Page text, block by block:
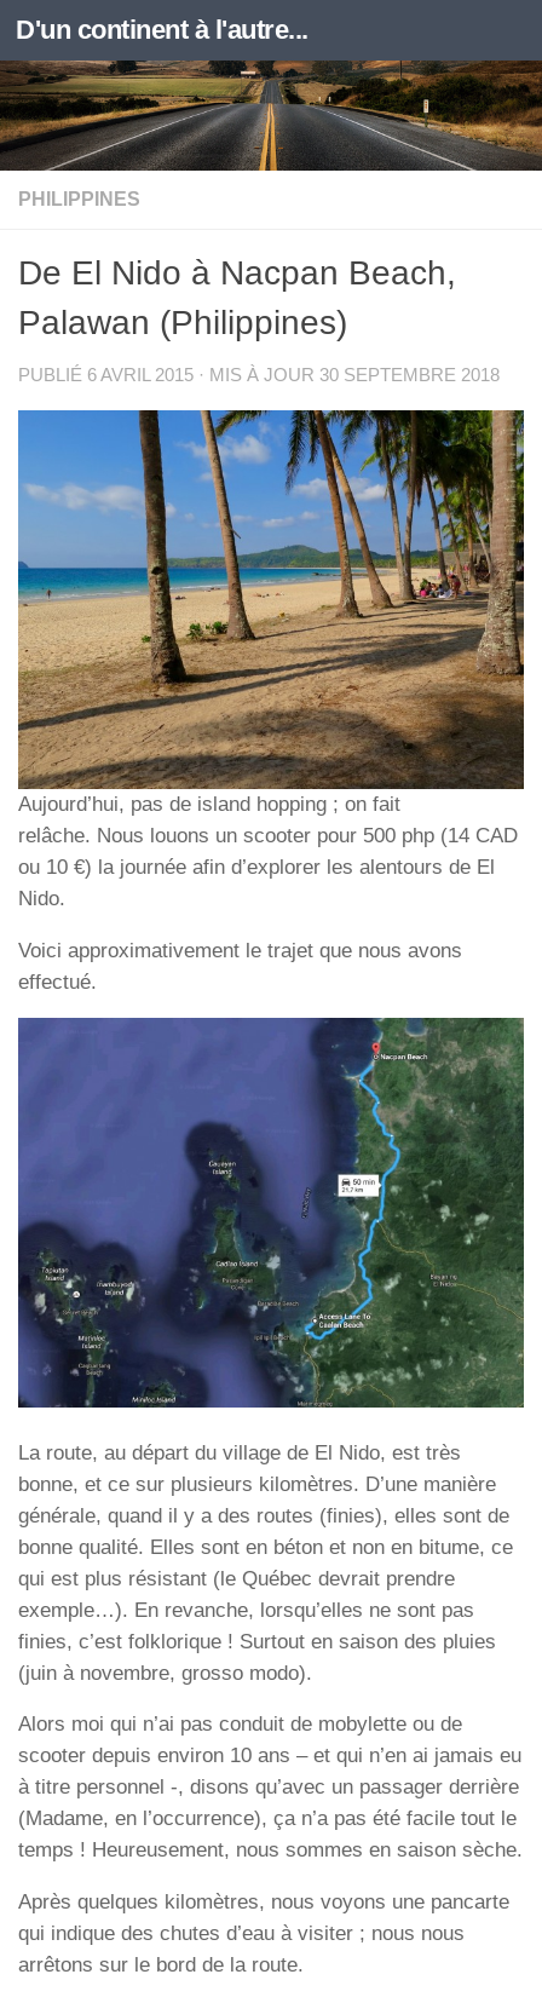
Skip to content
D'un continent à l'autre...
PHILIPPINES
De El Nido à Nacpan Beach,
Palawan (Philippines)
PUBLIÉ 6 AVRIL 2015 · MIS À JOUR 30 SEPTEMBRE 2018
Aujourd’hui, pas de island hopping ; on fait
relâche. Nous louons un scooter pour 500 php (14 CAD
ou 10 €) la journée afin d’explorer les alentours de El
Nido.
Voici approximativement le trajet que nous avons
effectué.
La route, au départ du village de El Nido, est très
bonne, et ce sur plusieurs kilomètres. D’une manière
générale, quand il y a des routes (finies), elles sont de
bonne qualité. Elles sont en béton et non en bitume, ce
qui est plus résistant (le Québec devrait prendre
exemple…). En revanche, lorsqu’elles ne sont pas
finies, c’est folklorique ! Surtout en saison des pluies
(juin à novembre, grosso modo).
Alors moi qui n’ai pas conduit de mobylette ou de
scooter depuis environ 10 ans – et qui n’en ai jamais eu
à titre personnel -, disons qu’avec un passager derrière
(Madame, en l’occurrence), ça n’a pas été facile tout le
temps ! Heureusement, nous sommes en saison sèche.
Après quelques kilomètres, nous voyons une pancarte
qui indique des chutes d’eau à visiter ; nous nous
arrêtons sur le bord de la route.